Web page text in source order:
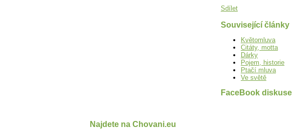
Sdílet
Související články
Květomluva
Citáty, motta
Dárky
Pojem, historie
Ptačí mluva
Ve světě
FaceBook diskuse
Najdete na Chovani.eu